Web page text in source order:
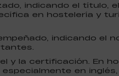
indicando el título,
en hostelería y
indicando el
y la certificación. En
en